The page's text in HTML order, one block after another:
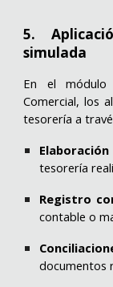
5.
simulada
En el módulo
Comercial, los
tesorería a
tesorería
Registro
contable o
documentos